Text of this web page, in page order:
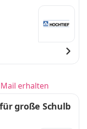
erhalten
große Schulb